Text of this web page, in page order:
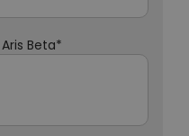
Beta*